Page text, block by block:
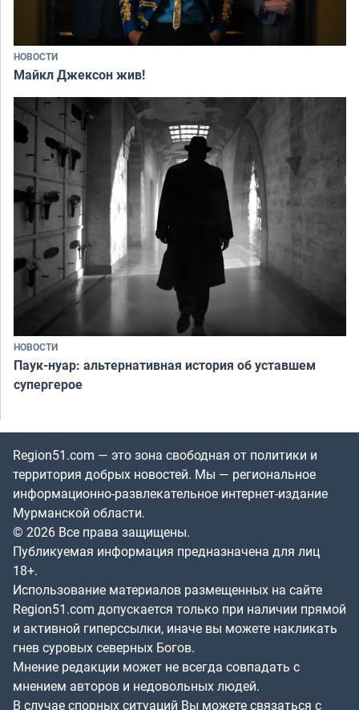
НОВОСТИ
Майкл Джексон жив!
НОВОСТИ
Паук-нуар: альтернативная история об уставшем
супергерое
Region51.com — это зона свободная от политики и
территория добрых новостей. Мы — региональное
информационно-развлекательное интернет-издание
Мурманской области.
© 2026 Все права защищены.
Публикуемая информация предназначена для лиц
18+.
Использование материалов размещенных на сайте
Region51.com допускается только при наличии прямой
и активной гиперссылки, иначе вы можете накликать
гнев суровых северных Богов.
Мнение редакции может не всегда совпадать с
мнением авторов и недовольных людей.
В случае спорных ситуаций Вы можете связаться с